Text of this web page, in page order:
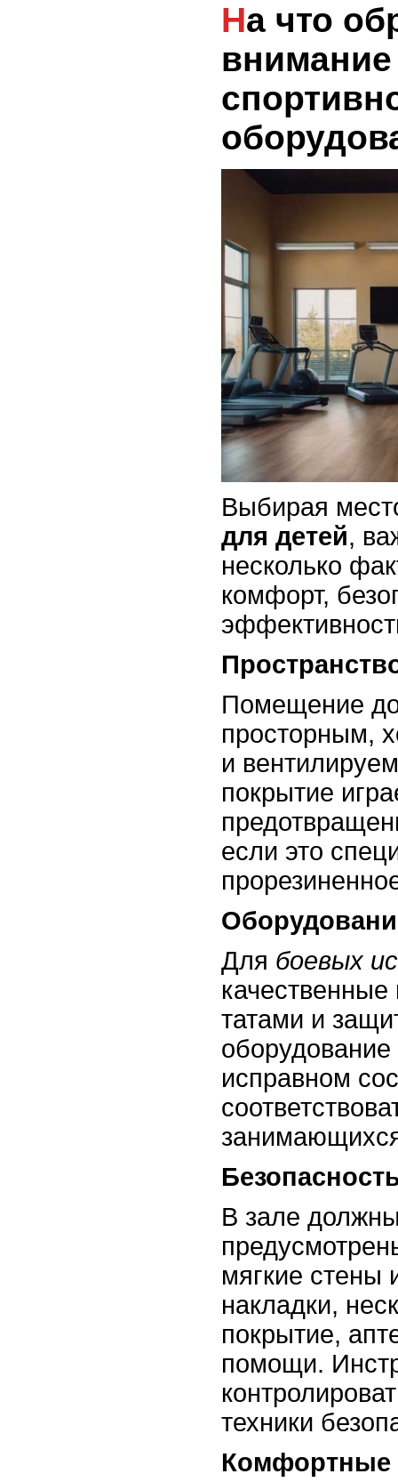
На что обратить
Выбирая
для детей,
несколько
комфорт,
Помещение
просторным,
и
покрытие
если это
Для боевых
татами и
исправном
В зале
мягкие стены
накладки,
покрытие,
помощи.
техники
Комфортные